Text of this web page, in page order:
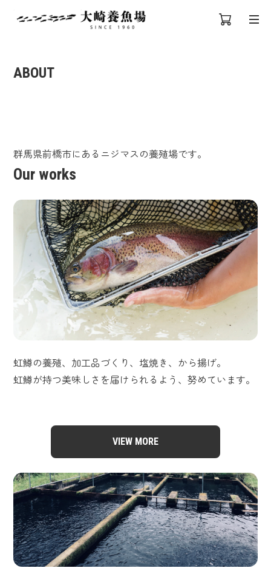
ABOUT
群馬県前橋市にあるニジマスの養殖場です。
Our works
虹鱒の養殖、加工品づくり、塩焼き、から揚げ。
虹鱒が持つ美味しさを届けられるよう、努めています。
VIEW MORE